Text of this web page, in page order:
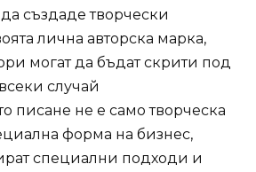
създаде творчески
лична авторска марка,
могат да бъдат скрити под
случай
писане не е само творческа
форма на бизнес,
специални подходи и